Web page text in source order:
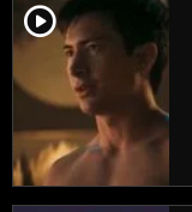
player2